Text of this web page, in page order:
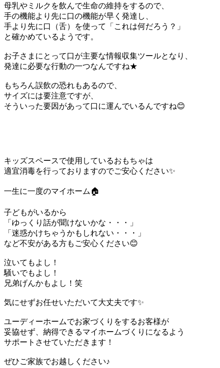
母乳やミルクを飲んで生命の維持をするので、
手の機能より先に口の機能が早く発達し、
手より先に口（舌）を使って「これは何だろう？」
と確かめているようです。
お子さまにとって口が主要な情報収集ツールとなり、
発達に必要な行動の一つなんですね★
もちろん誤飲の恐れもあるので、
サイズには要注意ですが、
そういった要因があって口に運んでいるんですね😊
キッズスペースで使用しているおもちゃは
適宜消毒を行っておりますのでご安心ください✨
一生に一度のマイホーム🏠
子どもがいるから
「ゆっくり話が聞けないかな・・・」
「迷惑かけちゃうかもしれない・・・」
など不安がある方もご安心ください😊
泣いてもよし！
騒いでもよし！
兄弟げんかもよし！笑
気にせずお任せいただいて大丈夫です✨
ユーディーホームでお家づくりをするお客様が
妥協せず、納得できるマイホームづくりになるよう
サポートさせていただきます！
ぜひご家族でお越しください♪